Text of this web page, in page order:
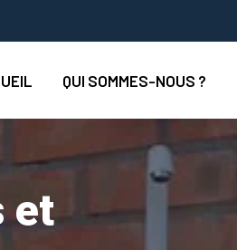
QUI SOMMES-NOUS ?
et